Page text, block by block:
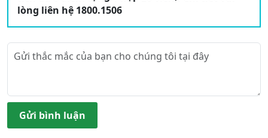
lòng liên hệ 1800.1506
Gửi bình luận